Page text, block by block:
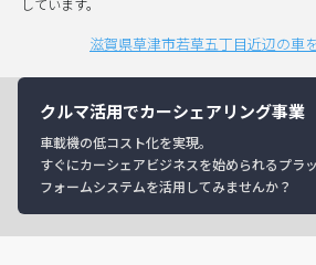
しています。
滋賀県草津市若草五丁目近辺の車
クルマ活用でカーシェアリング事業
車載機の低コスト化を実現。
すぐにカーシェアビジネスを始められるプラ
フォームシステムを活用してみませんか？